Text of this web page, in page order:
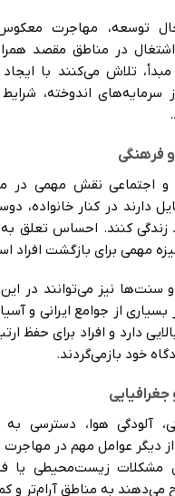
توسعه، مهاجرت
در مناطق مقصد
تلاش می‌کنند با
سرمایه‌های اندوخته،
و اجتماعی نقش مهمی
دارند در کنار خانواده،
کنند. احساس تعلق به
مهمی برای بازگشت افراد
سنت‌ها نیز می‌توانند در این
بسیاری از جوامع ایرانی و
دارد و افراد برای حفظ
خود بازمی‌گردند.
آلودگی هوا، دسترسی به
دیگر عوامل مهم در
مشکلات زیست‌محیطی یا
به مناطق آرام‌تر و